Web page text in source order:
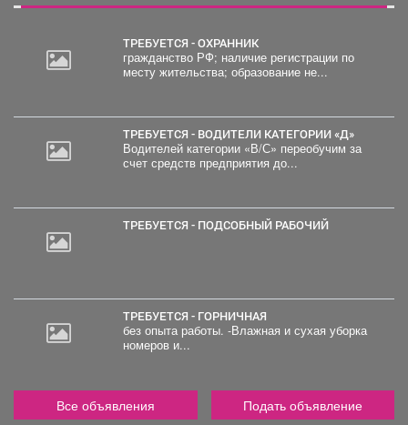
ТРЕБУЕТСЯ - ОХРАННИК
гражданство РФ; наличие регистрации по
месту жительства; образование не...
ТРЕБУЕТСЯ - ВОДИТЕЛИ КАТЕГОРИИ «Д»
Водителей категории «В/С» переобучим за
счет средств предприятия до...
ТРЕБУЕТСЯ - ПОДСОБНЫЙ РАБОЧИЙ
ТРЕБУЕТСЯ - ГОРНИЧНАЯ
без опыта работы. -Влажная и сухая уборка
номеров и...
Все объявления Подать объявление